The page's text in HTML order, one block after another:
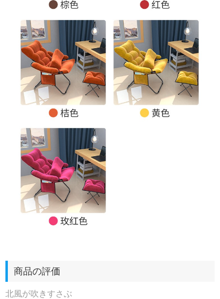
商品の評価
北風が吹きすさぶ